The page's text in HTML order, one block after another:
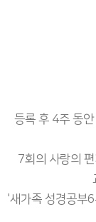
등록 후 4주 동
7회의 사랑의
'새가족 성경공부